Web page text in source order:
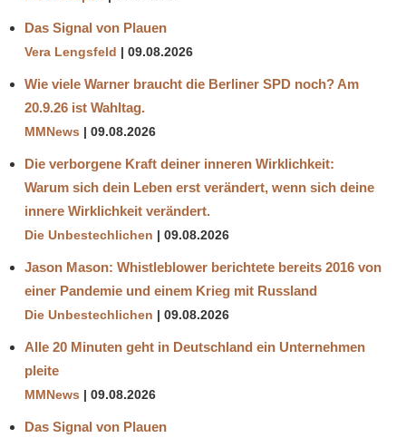
Das Signal von Plauen
Vera Lengsfeld 09.08.2026
Wie viele Warner braucht die Berliner SPD noch? Am
20.9.26 ist Wahltag.
MMNews 09.08.2026
Die verborgene Kraft deiner inneren Wirklichkeit:
Warum sich dein Leben erst verändert, wenn sich deine
innere Wirklichkeit verändert.
Die Unbestechlichen 09.08.2026
Jason Mason: Whistleblower berichtete bereits 2016 von
einer Pandemie und einem Krieg mit Russland
Die Unbestechlichen 09.08.2026
Alle 20 Minuten geht in Deutschland ein Unternehmen
pleite
MMNews 09.08.2026
Das Signal von Plauen